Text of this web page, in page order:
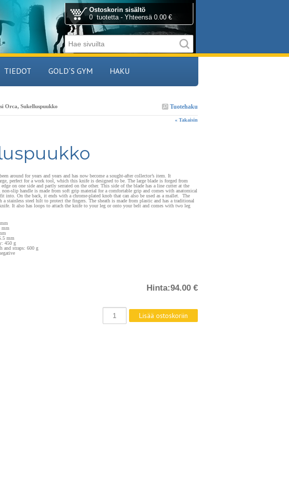
Ostoskorin sisältö
0 tuotetta - Yhteensä 0.00 €
TIEDOT GOLD´S GYM HAKU
Tuotehaku
Orca, Sukelluspuukko
« Takaisin
around for years and years and has now become a sought-after collector’s item. It
, perfect for a work tool, which this knife is designed to be. The large blade is forged from
on one side and partly serrated on the other. This side of the blade has a line cutterat the
non-slip handle is made from soft grip material for a comfortable grip and comes with anatomical
into. On the back, it ends with a chrome-plated knob that can also be used as a mallet. The
a stainless steel hilt to protect the fingers. The sheath is made from plastic and has a traditional
It also has loops to attach the knife to your leg or onto your belt and comes with two leg
mm
mm
450 g
and straps: 600 g
Hinta:94.00 €